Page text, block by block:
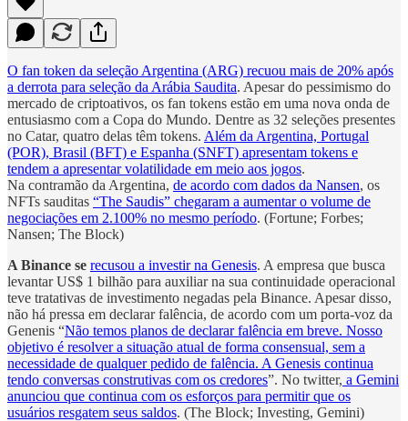
O fan token da seleção Argentina (ARG) recuou mais de 20% após
a derrota para seleção da Arábia Saudita. Apesar do pessimismo do
mercado de criptoativos, os fan tokens estão em uma nova onda de
entusiasmo com a Copa do Mundo. Dentre as 32 seleções presentes
no Catar, quatro delas têm tokens. Além da Argentina, Portugal
(POR), Brasil (BFT) e Espanha (SNFT) apresentam tokens e
tendem a apresentar volatilidade em meio aos jogos.
Na contramão da Argentina, de acordo com dados da Nansen, os
NFTs sauditas “The Saudis” chegaram a aumentar o volume de
negociações em 2.100% no mesmo período. (Fortune; Forbes;
Nansen; The Block)
A Binance se recusou a investir na Genesis. A empresa que busca
levantar US$ 1 bilhão para auxiliar na sua continuidade operacional
teve tratativas de investimento negadas pela Binance. Apesar disso,
não há pressa em declarar falência, de acordo com um porta-voz da
Genenis “Não temos planos de declarar falência em breve. Nosso
objetivo é resolver a situação atual de forma consensual, sem a
necessidade de qualquer pedido de falência. A Genesis continua
tendo conversas construtivas com os credores”. No twitter, a Gemini
anunciou que continua com os esforços para permitir que os
usuários resgatem seus saldos. (The Block; Investing, Gemini)